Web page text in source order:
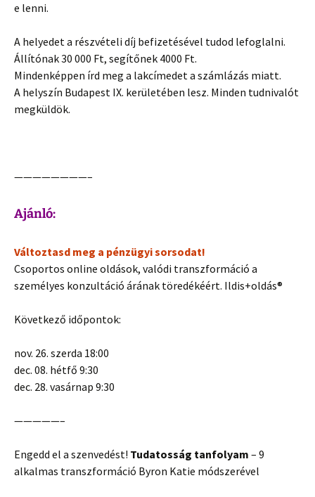
e lenni.
A helyedet a részvételi díj befizetésével tudod lefoglalni.
Állítónak 30 000 Ft, segítőnek 4000 Ft.
Mindenképpen írd meg a lakcímedet a számlázás miatt.
A helyszín Budapest IX. kerületében lesz. Minden tudnivalót
megküldök.
————————–
Ajánló:
Változtasd meg a pénzügyi sorsodat!
Csoportos online oldások, valódi transzformáció a
személyes konzultáció árának töredékéért. Ildis+oldás®
Következő időpontok:
nov. 26. szerda 18:00
dec. 08. hétfő 9:30
dec. 28. vasárnap 9:30
—————–
Engedd el a szenvedést! Tudatosság tanfolyam – 9
alkalmas transzformáció Byron Katie módszerével